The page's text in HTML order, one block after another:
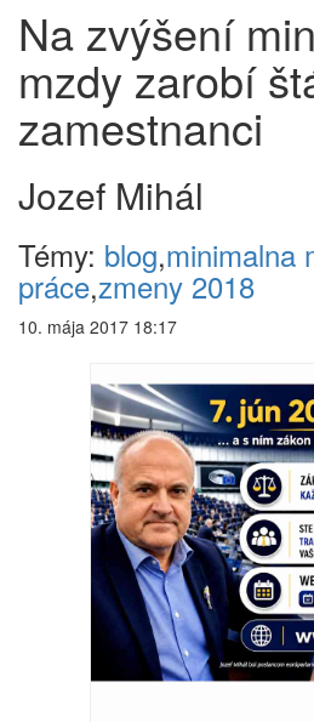
Na zvýšení
mzdy zarobí
zamestnanci
Jozef Mihál
Témy: blog,minimalna
práce,zmeny 2018
10. mája 2017 18:17